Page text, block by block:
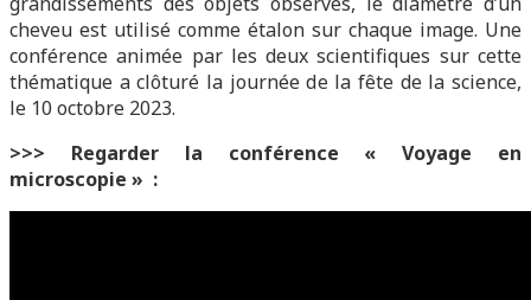
cheveu est utilisé comme étalon sur chaque image. Une
conférence animée par les deux scientifiques sur cette
thématique a clôturé la journée de la fête de la science,
le 10 octobre 2023.
>>> Regarder la conférence « Voyage en
microscopie » :